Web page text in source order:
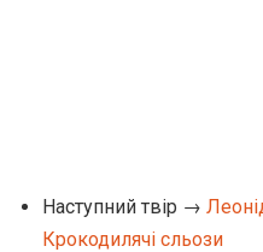
Наступний твір →
Крокодилячі сльози